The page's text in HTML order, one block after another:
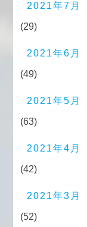
2021年7月
(29)
2021年6月
(49)
2021年5月
(63)
2021年4月
(42)
2021年3月
(52)